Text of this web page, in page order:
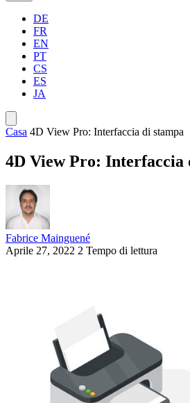
DE
FR
EN
PT
CS
ES
JA
Casa 4D View Pro: Interfaccia di stampa
4D View Pro: Interfaccia
Fabrice Mainguené
Aprile 27, 2022 2 Tempo di lettura